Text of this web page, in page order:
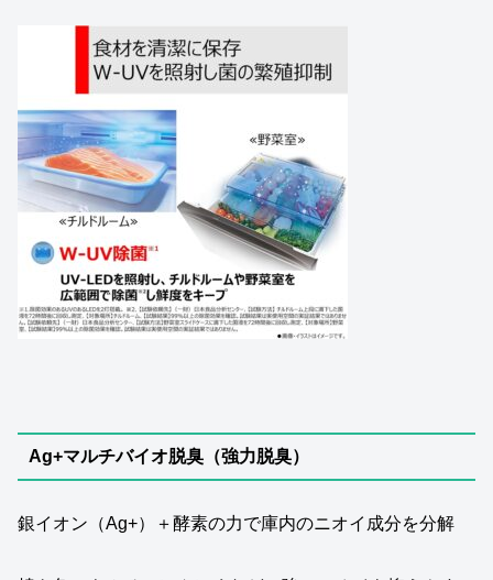
Ag+マルチバイオ脱臭（強力脱臭）
銀イオン（Ag+）＋酵素の力で庫内のニオイ成分を分解